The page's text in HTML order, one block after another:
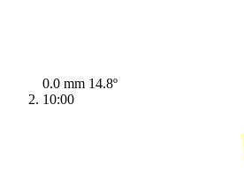
0.0 mm 14.8º
10:00